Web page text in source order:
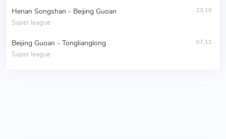
Henan Songshan - Beijing Guoan
Super league
23.10
Beijing Guoan - Tonglianglong
Super league
07.11